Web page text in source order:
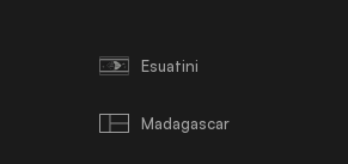
Esuatini
Madagascar